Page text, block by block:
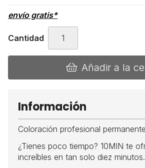
envío gratis*
Cantidad
Añadir a la
Información
Coloración profesional
¿Tienes poco tiempo? 10MIN te
increíbles en tan solo diez minutos.